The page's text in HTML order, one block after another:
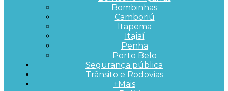
Bombinhas
Camboriú
Itapema
Itajaí
Penha
Porto Belo
Segurança pública
Trânsito e Rodovias
+Mais